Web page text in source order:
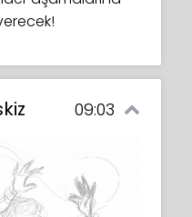
09:03